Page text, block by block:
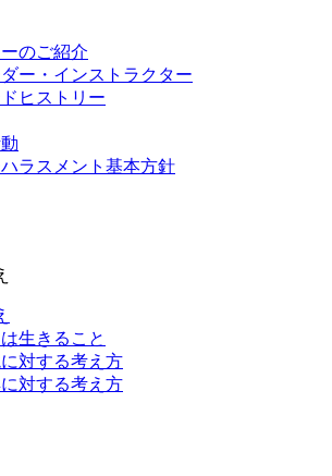
のご紹介
ダー・インストラクター
ヒストリー
ハラスメント基本方針
生きること
に対する考え方
に対する考え方